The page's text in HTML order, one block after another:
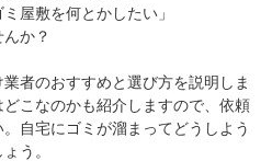
屋敷を何とかしたい」
か？
者のおすすめと選び方を説明しま
こなのかも紹介しますので、依頼
自宅にゴミが溜まってどうしよう
う。